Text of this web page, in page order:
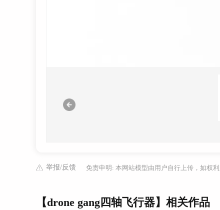
举报/反馈 免责申明: 本网站模型由用户自行上传，如权
【drone gang四轴飞行器】相关作品